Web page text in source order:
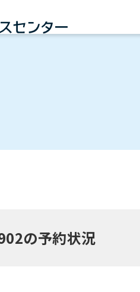
の予約状況